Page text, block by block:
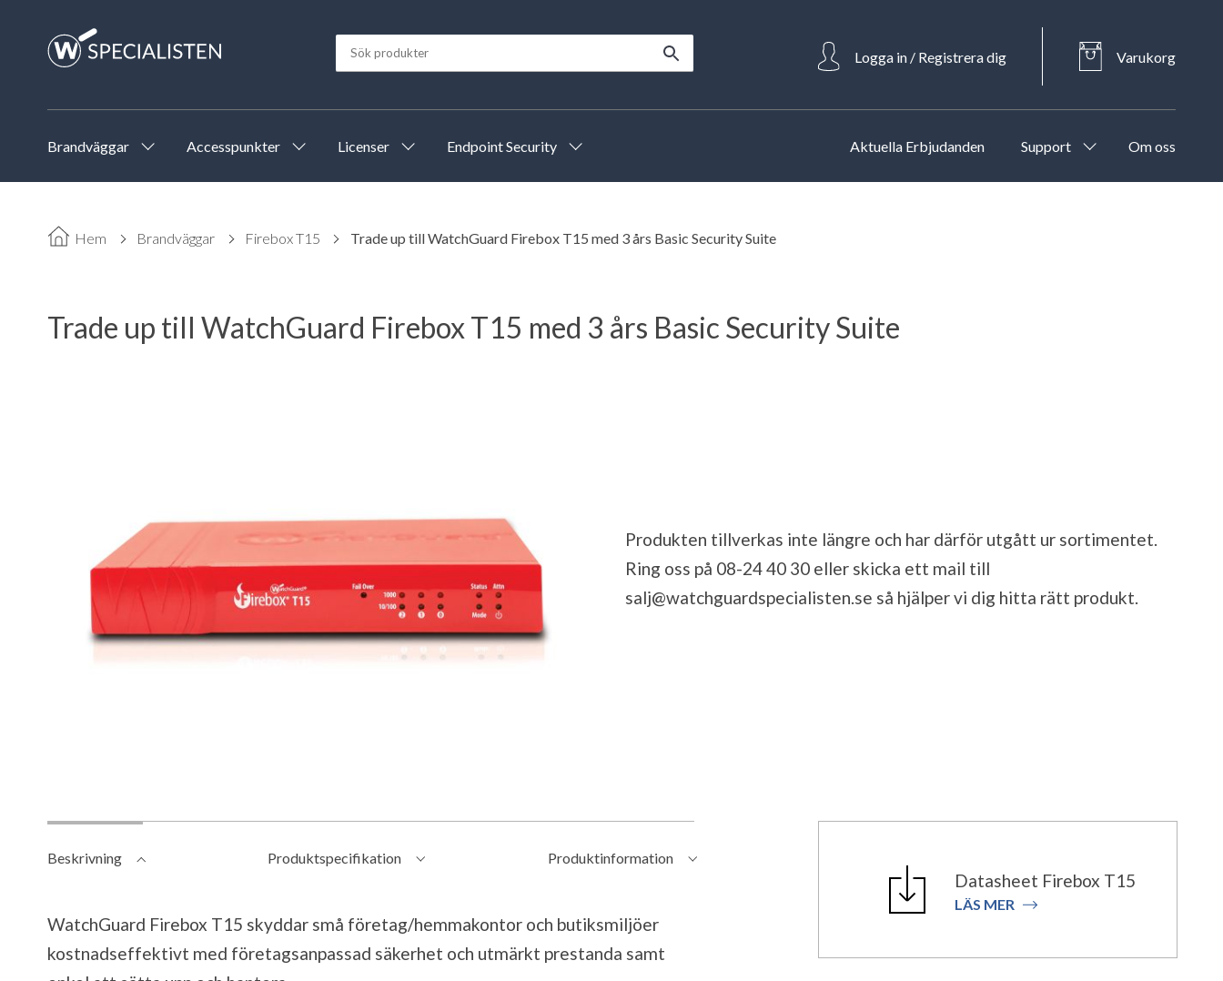
Logga in / Registrera dig Varukorg
Brandväggar Accesspunkter Licenser Endpoint Security Aktuella Erbjudanden Support Om oss
Hem Brandväggar Firebox T15 Trade up till WatchGuard Firebox T15 med 3 års Basic Security Suite
Trade up till WatchGuard Firebox T15 med 3 års Basic Security Suite
Produkten tillverkas inte längre och har därför utgått ur sortimentet.
Ring oss på 08-24 40 30 eller skicka ett mail till
salj@watchguardspecialisten.se så hjälper vi dig hitta rätt produkt.
Beskrivning Produktspecifikation Produktinformation
WatchGuard Firebox T15 skyddar små företag/hemmakontor och butiksmiljöer
kostnadseffektivt med företagsanpassad säkerhet och utmärkt prestanda samt
Datasheet Firebox T15
LÄS MER